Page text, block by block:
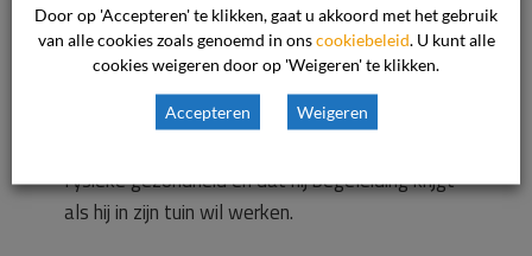
begeleiders rond die hij niet kent.
Cliënt verzoekt de commissie te
bewerkstelligen dat de begeleiding op de
fysieke gezondheid en dat hij begeleiding krijgt
als hij in zijn tuin wil werken.
Door op 'Accepteren' te klikken, gaat u akkoord met het gebruik
van alle cookies zoals genoemd in onscookiebeleid . U kunt alle
cookies weigeren door op 'Weigeren' te klikken.
Accepteren Weigeren